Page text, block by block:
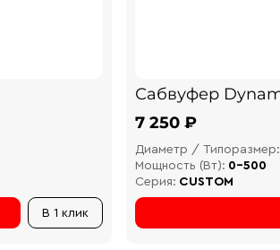
В 1 клик
Сабвуфер
7 250 ₽
Диаметр / Типоразмер:
Мощность (Вт): 0-500
Серия: CUSTOM